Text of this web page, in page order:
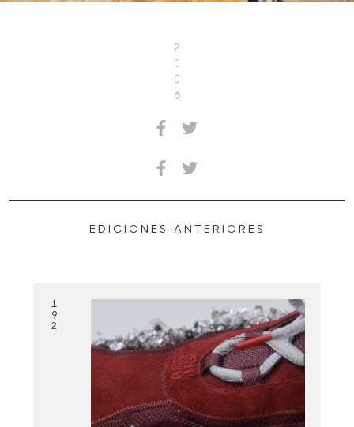
2
0
0
6
EDICIONES ANTERIORES
1
9
2